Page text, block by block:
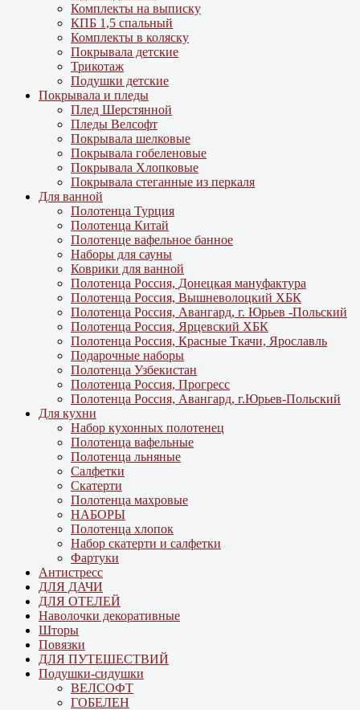
Комплекты на выписку
КПБ 1,5 спальный
Комплекты в коляску
Покрывала детские
Трикотаж
Подушки детские
Покрывала и пледы
Плед Шерстянной
Пледы Велсофт
Покрывала шелковые
Покрывала гобеленовые
Покрывала Хлопковые
Покрывала стеганные из перкаля
Для ванной
Полотенца Турция
Полотенца Китай
Полотенце вафельное банное
Наборы для сауны
Коврики для ванной
Полотенца Россия, Донецкая мануфактура
Полотенца Россия, Вышневолоцкий ХБК
Полотенца Россия, Авангард, г. Юрьев -Польский
Полотенца Россия, Ярцевский ХБК
Полотенца Россия, Красные Ткачи, Ярославль
Подарочные наборы
Полотенца Узбекистан
Полотенца Россия, Прогресс
Полотенца Россия, Авангард, г.Юрьев-Польский
Для кухни
Набор кухонных полотенец
Полотенца вафельные
Полотенца льняные
Салфетки
Скатерти
Полотенца махровые
НАБОРЫ
Полотенца хлопок
Набор скатерти и салфетки
Фартуки
Антистресс
ДЛЯ ДАЧИ
ДЛЯ ОТЕЛЕЙ
Наволочки декоративные
Шторы
Повязки
ДЛЯ ПУТЕШЕСТВИЙ
Подушки-сидушки
ВЕЛСОФТ
ГОБЕЛЕН